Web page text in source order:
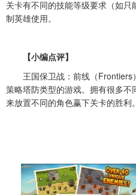
关卡有不同的技能等级要求（如
制英雄使用。
【小编点评】
王国保卫战：前线（Frontiers
策略塔防类型的游戏。拥有很多
来放置不同的角色赢下关卡的胜利